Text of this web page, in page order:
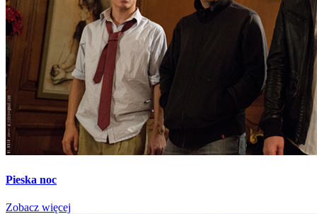
Pieska noc
Zobacz więcej